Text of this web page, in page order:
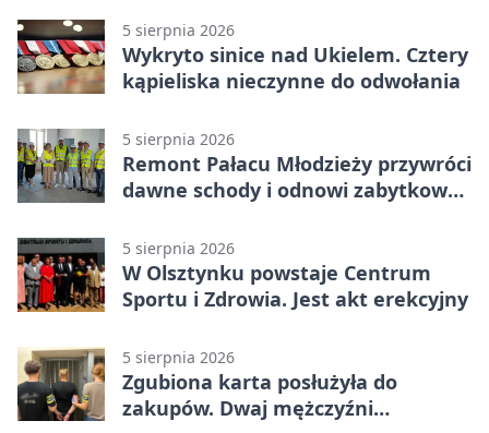
5 sierpnia 2026
Wykryto sinice nad Ukielem. Cztery
kąpieliska nieczynne do odwołania
5 sierpnia 2026
Remont Pałacu Młodzieży przywróci
dawne schody i odnowi zabytkowy
5 sierpnia 2026
W Olsztynku powstaje Centrum
Sportu i Zdrowia. Jest akt erekcyjny
5 sierpnia 2026
Zgubiona karta posłużyła do
zakupów. Dwaj mężczyźni